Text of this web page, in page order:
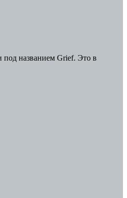
под названием Grief. Это в